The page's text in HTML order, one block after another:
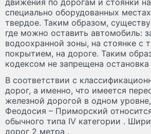
движения по дорогам и стоянки
специально оборудованных
твердое. Таким образом,
где можно оставить автомобиль:
водоохранной зоны, на стоянке с
покрытием, на дороге. Таким
кодексом не запрещена остановка
В соответствии с
дорог, а именно, что имеется
железной дорогой в одном
Феодосия – Приморский
обычного типа IV категории .
дорог 2 метра .